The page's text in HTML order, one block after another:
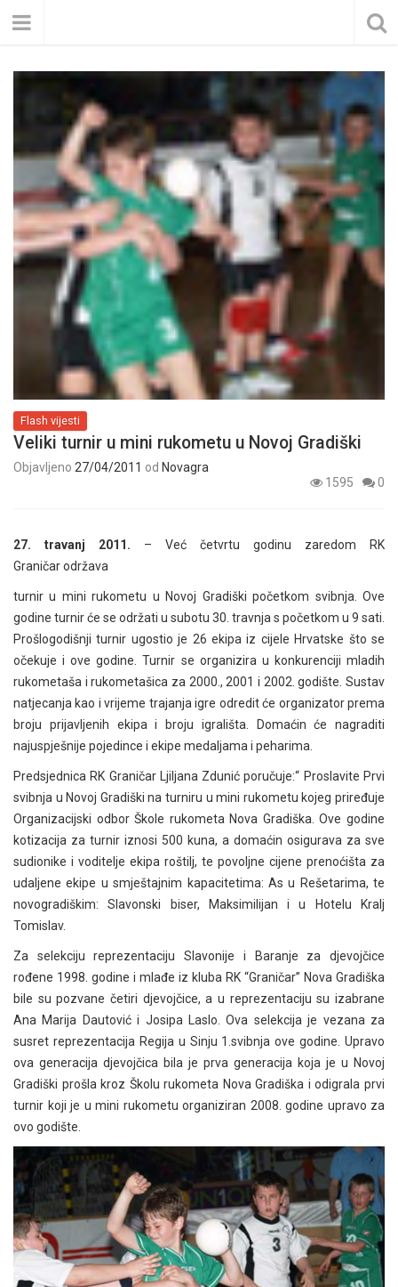
Flash vijesti
Veliki turnir u mini rukometu u Novoj Gradiški
Objavljeno 27/04/2011 od Novagra
1595
0
27. travanj 2011. – Već četvrtu godinu zaredom RK
Graničar održava
turnir u mini rukometu u Novoj Gradiški početkom svibnja. Ove
godine turnir će se održati u subotu 30. travnja s početkom u 9 sati.
Prošlogodišnji turnir ugostio je 26 ekipa iz cijele Hrvatske što se
očekuje i ove godine. Turnir se organizira u konkurenciji mladih
rukometaša i rukometašica za 2000., 2001 i 2002. godište. Sustav
natjecanja kao i vrijeme trajanja igre odredit će organizator prema
broju prijavljenih ekipa i broju igrališta. Domaćin će nagraditi
najuspješnije pojedince i ekipe medaljama i peharima.
Predsjednica RK Graničar Ljiljana Zdunić poručuje:“ Proslavite Prvi
svibnja u Novoj Gradiški na turniru u mini rukometu kojeg priređuje
Organizacijski odbor Škole rukometa Nova Gradiška. Ove godine
kotizacija za turnir iznosi 500 kuna, a domaćin osigurava za sve
sudionike i voditelje ekipa roštilj, te povoljne cijene prenoćišta za
udaljene ekipe u smještajnim kapacitetima: As u Rešetarima, te
novogradiškim: Slavonski biser, Maksimilijan i u Hotelu Kralj
Tomislav.
Za selekciju reprezentaciju Slavonije i Baranje za djevojčice
rođene 1998. godine i mlađe iz kluba RK “Graničar” Nova Gradiška
bile su pozvane četiri djevojčice, a u reprezentaciju su izabrane
Ana Marija Dautović i Josipa Laslo. Ova selekcija je vezana za
susret reprezentacija Regija u Sinju 1.svibnja ove godine. Upravo
ova generacija djevojčica bila je prva generacija koja je u Novoj
Gradiški prošla kroz Školu rukometa Nova Gradiška i odigrala prvi
turnir koji je u mini rukometu organiziran 2008. godine upravo za
ovo godište.